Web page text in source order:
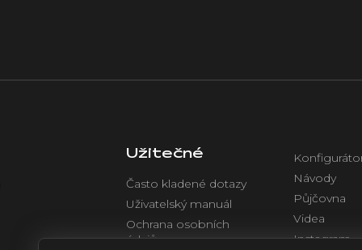
Užitečné
Často kladené dotazy
Uživatelský manuál
Ochrana osobních
údajů
Návody
Půjčovna
Videa
Instagram